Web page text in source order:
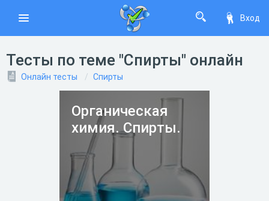
Вход
Тесты по теме "Спирты" онлайн
Онлайн тесты Спирты
Органическая
химия. Спирты.